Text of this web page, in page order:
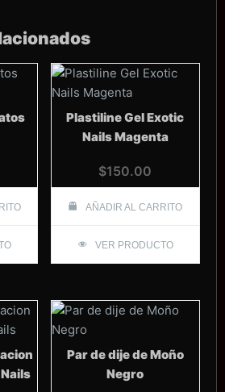
Plastiline Gel Exotic
Nails Magenta
$150.00
AÑADIR AL CARRITO
VER PRODUCTO
Par de dije de Moño
Negro